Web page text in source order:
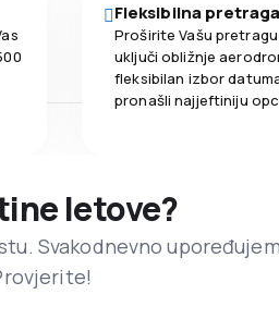
Fleksibilna pretraga
Proširite Vašu
uključi obližnje
fleksibilan izbor
pronašli najjeftiniju
letove?
Svakodnevno